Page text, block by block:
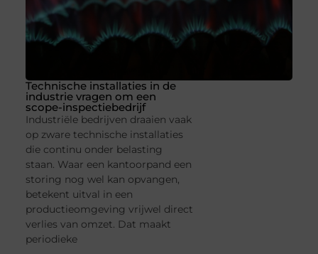
Technische installaties in de
industrie vragen om een
scope-inspectiebedrijf
Industriële bedrijven draaien vaak
op zware technische installaties
die continu onder belasting
staan. Waar een kantoorpand een
storing nog wel kan opvangen,
betekent uitval in een
productieomgeving vrijwel direct
verlies van omzet. Dat maakt
periodieke